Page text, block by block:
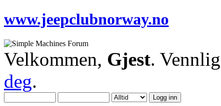
www.jeepclubnorway.no
Velkommen, Gjest.
deg.